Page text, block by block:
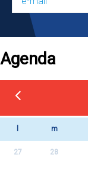
Agenda
m
27 28